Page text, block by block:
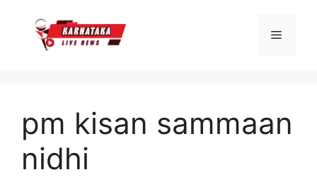
content
Menu
pm kisan sammaan
nidhi